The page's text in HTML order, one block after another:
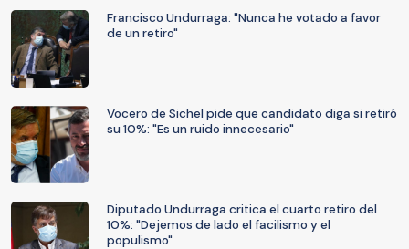
Francisco Undurraga: "Nunca he votado a favor
de un retiro"
Vocero de Sichel pide que candidato diga si retiró
su 10%: "Es un ruido innecesario"
Diputado Undurraga critica el cuarto retiro del
10%: "Dejemos de lado el facilismo y el
populismo"